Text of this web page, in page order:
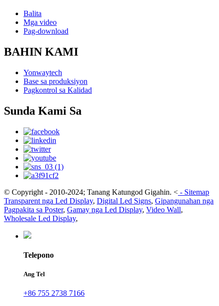
Balita
Mga video
Pag-download
BAHIN KAMI
Yonwaytech
Base sa produksiyon
Pagkontrol sa Kalidad
Sunda Kami Sa
© Copyright - 2010-2024; Tanang Katungod Gigahin. < - Sitemap
Transparent nga Led Display, Digital Led Signs, Gipangunahan nga
Pagpakita sa Poster, Gamay nga Led Display, Video Wall,
Wholesale Led Display,
Telepono
Ang Tel
+86 755 2738 7166